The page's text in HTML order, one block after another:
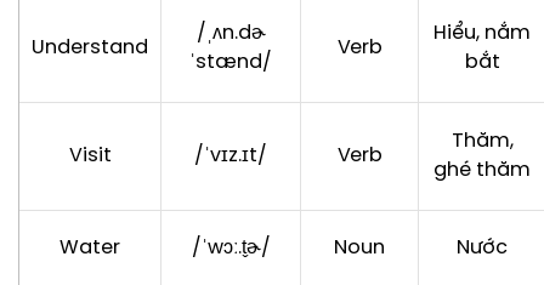
Understand
/ˌʌn.dɚ
ˈstænd/
Verb
Hiểu, nắm
bắt
Visit /ˈvɪz.ɪt/ Verb
Thăm,
ghé thăm
Water /ˈwɔː.t̬ɚ/ Noun Nước